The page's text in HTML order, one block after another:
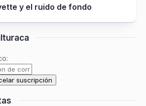
y el ruido de fondo